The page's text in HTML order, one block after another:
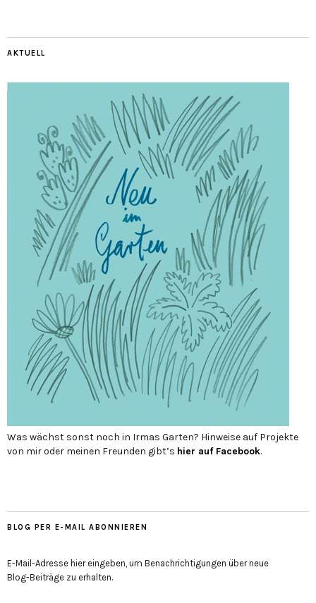
AKTUELL
Was wächst sonst noch in Irmas Garten? Hinweise auf Projekte
von mir oder meinen Freunden gibt’s hier auf Face­book.
BLOG PER E-MAIL ABONNIEREN
E-Mail-Adresse hier eingeben, um Benachrichtigungen über neue
Blog-Beiträge zu erhalten.